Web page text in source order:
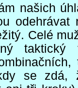
našich
odehrávat
Celé
se zdá,